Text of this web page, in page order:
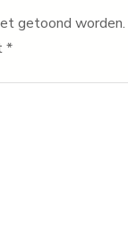
getoond worden.
*